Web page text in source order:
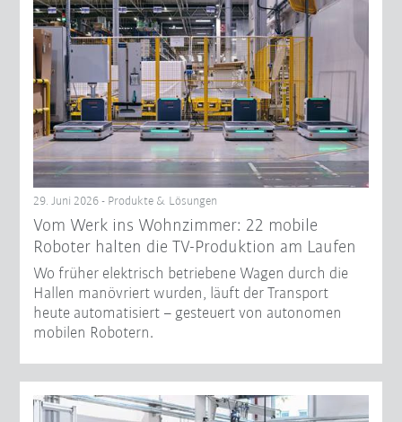
29. Juni 2026 - Produkte & Lösungen
Vom Werk ins Wohnzimmer: 22 mobile
Roboter halten die TV-Produktion am Laufen
Wo früher elektrisch betriebene Wagen durch die
Hallen manövriert wurden, läuft der Transport
heute automatisiert – gesteuert von autonomen
mobilen Robotern.